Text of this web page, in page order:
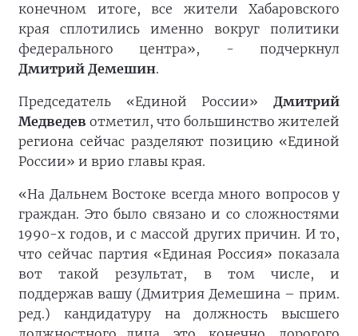
конечном итоге, все жители Хабаровского
края сплотились именно вокруг политики
федерального центра», - подчеркнул
Дмитрий Демешин.
Председатель «Единой России» Дмитрий
Медведев отметил, что большинство жителей
региона сейчас разделяют позицию «Единой
России» и врио главы края.
«На Дальнем Востоке всегда много вопросов у
граждан. Это было связано и со сложностями
1990-х годов, и с массой других причин. И то,
что сейчас партия «Единая Россия» показала
вот такой результат, в том числе, и
поддержав вашу (Дмитрия Демешина – прим.
ред.) кандидатуру на должность высшего